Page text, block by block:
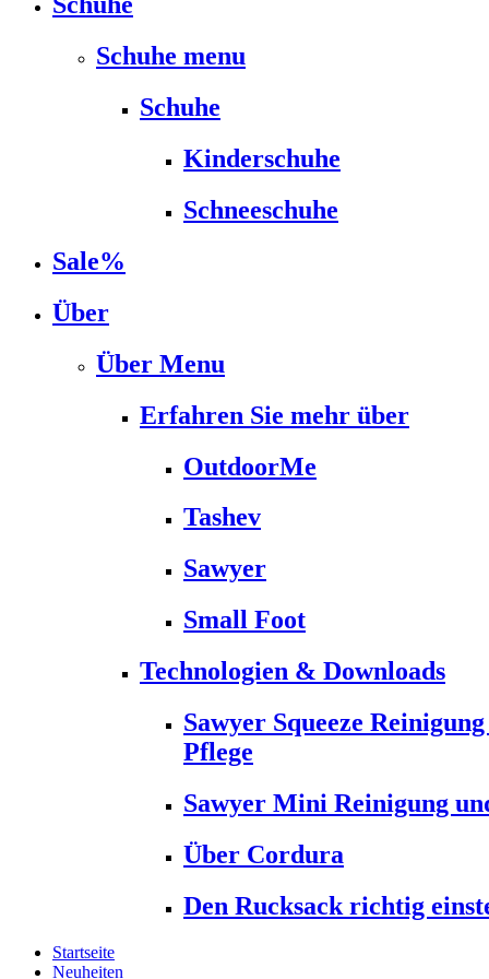
Schuhe menu
Schuhe
Kinderschuhe
Schneeschuhe
Sale%
Über
Über Menu
Erfahren Sie mehr über
OutdoorMe
Tashev
Sawyer
Small Foot
Technologien & Downloads
Sawyer Squeeze
Pflege
Sawyer Mini Reinigung
Über Cordura
Den Rucksack richtig
Startseite
Neuheiten